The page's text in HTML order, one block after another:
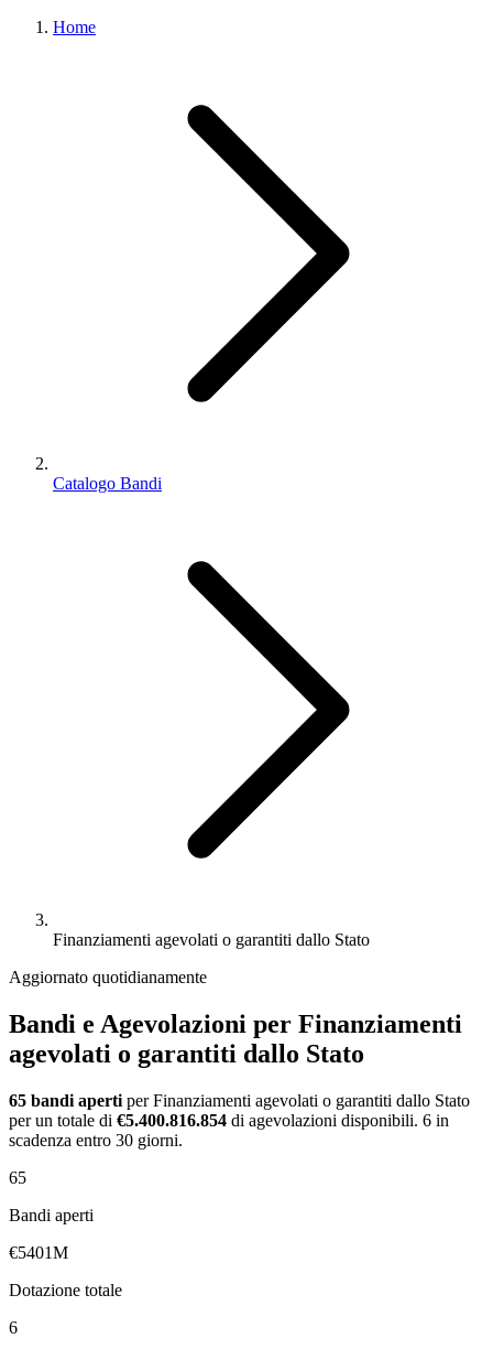
Home
Catalogo Bandi
Finanziamenti agevolati o garantiti dallo Stato
Aggiornato quotidianamente
Bandi e Agevolazioni per Finanziamenti
agevolati o garantiti dallo Stato
65 bandi aperti per Finanziamenti agevolati o garantiti dallo Stato
per un totale di €5.400.816.854 di agevolazioni disponibili. 6 in
scadenza entro 30 giorni.
65
Bandi aperti
€5401M
Dotazione totale
6